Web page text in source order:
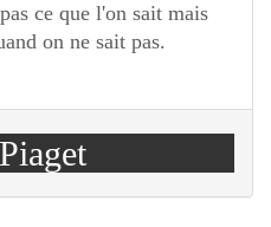
ce que l'on sait mais
on ne sait pas.